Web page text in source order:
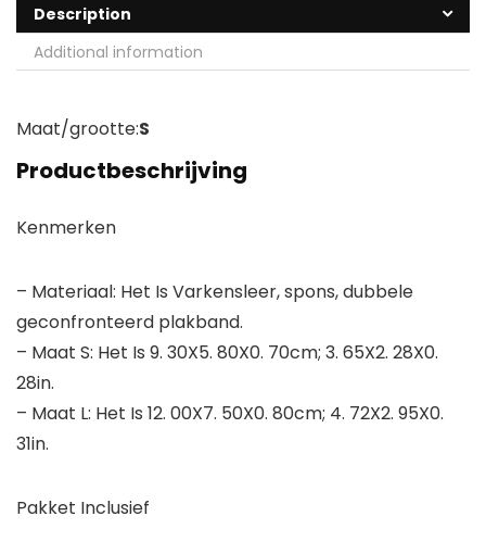
Description
Additional information
Maat/grootte:S
Productbeschrijving
Kenmerken
– Materiaal: Het Is Varkensleer, spons, dubbele
geconfronteerd plakband.
– Maat S: Het Is 9. 30X5. 80X0. 70cm; 3. 65X2. 28X0.
28in.
– Maat L: Het Is 12. 00X7. 50X0. 80cm; 4. 72X2. 95X0.
31in.
Pakket Inclusief